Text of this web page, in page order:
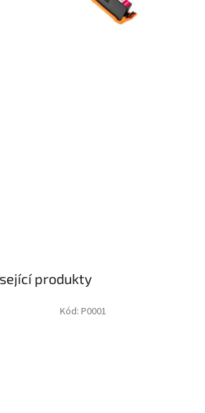
produkty
Kód: P0001